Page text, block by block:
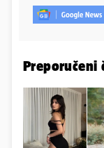
Preporučeni